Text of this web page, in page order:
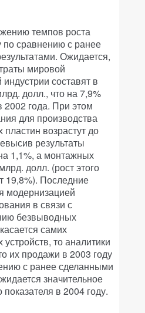
темпов роста
по сравнению с ранее
Ожидается,
мировой
составят в
долл., что на 7,9%
2002 года. При этом
для производства
возрастут до
результаты
1,1%, а монтажных
долл. (рост этого
19,8%). Последние
модернизацией
в связи с
безвыводных
самих
то аналитики
их продажи в 2003 году
с ранее сделанными
значительное
в 2004 году.